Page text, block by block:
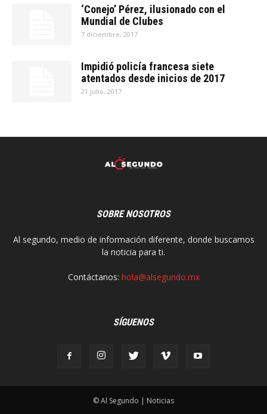
‘Conejo’ Pérez, ilusionado con el
Mundial de Clubes
7 diciembre, 2017
Impidió policía francesa siete
atentados desde inicios de 2017
21 julio, 2017
SOBRE NOSOTROS
Al segundo, medio de información diferente, donde buscamos
la noticia para ti.
Contáctanos: hola@alsegundo.mx
SÍGUENOS
© Al Segundo | Noticias